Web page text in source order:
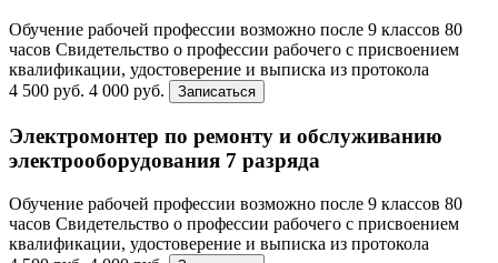
Обучение рабочей профессии возможно после 9 классов 80
часов Свидетельство о профессии рабочего с присвоением
квалификации, удостоверение и выписка из протокола
4 500 руб. 4 000 руб. Записаться
Электромонтер по ремонту и обслуживанию
электрооборудования 7 разряда
Обучение рабочей профессии возможно после 9 классов 80
часов Свидетельство о профессии рабочего с присвоением
квалификации, удостоверение и выписка из протокола